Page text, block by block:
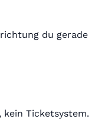
du gerade
Ticketsystem.